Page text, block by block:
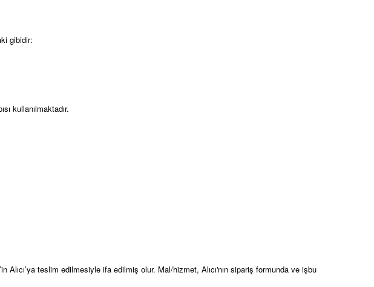
gibidir:
kullanılmaktadır.
Alıcı’ya teslim edilmesiyle ifa edilmiş olur. Mal/hizmet, Alıcı'nın sipariş formunda ve işbu